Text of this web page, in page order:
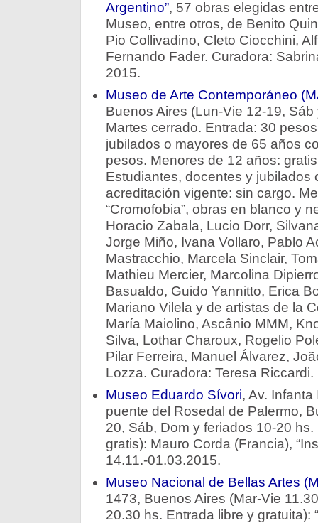
Argentino”, 57 obras elegidas
Museo, entre otros, de Benito
Pio Collivadino, Cleto Ciocchini,
Fernando Fader. Curadora:
2015.
Museo de Arte Contemporáneo
Buenos Aires (Lun-Vie 12-19,
Martes cerrado. Entrada: 30
jubilados o mayores de 65 años
pesos. Menores de 12 años:
Estudiantes, docentes y jubilados
acreditación vigente: sin cargo.
“Cromofobia”, obras en blanco y
Horacio Zabala, Lucio Dorr,
Jorge Miño, Ivana Vollaro, Pablo
Mastracchio, Marcela Sinclair,
Mathieu Mercier, Marcolina
Basualdo, Guido Yannitto, Erica
Mariano Vilela y de artistas de la
María Maiolino, Ascânio MMM,
Silva, Lothar Charoux, Rogelio
Pilar Ferreira, Manuel Álvarez,
Lozza. Curadora: Teresa
Museo Eduardo Sívori, Av.
puente del Rosedal de Palermo,
20, Sáb, Dom y feriados 10-20
gratis): Mauro Corda (Francia),
14.11.-01.03.2015.
Museo Nacional de Bellas Artes
1473, Buenos Aires (Mar-Vie
20.30 hs. Entrada libre y gratuita):